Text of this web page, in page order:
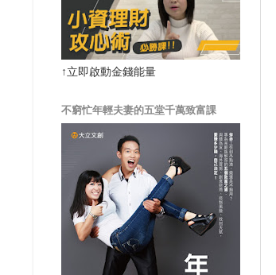
↑立即啟動金錢能量
不窮忙年輕夫妻的五堂千萬致富課